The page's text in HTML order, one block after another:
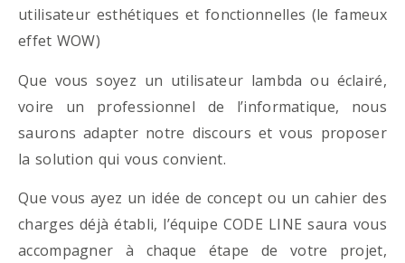
utilisateur esthétiques et fonctionnelles (le fameux
effet WOW)
Que vous soyez un utilisateur lambda ou éclairé,
voire un professionnel de l’informatique, nous
saurons adapter notre discours et vous proposer
la solution qui vous convient.
Que vous ayez un idée de concept ou un cahier des
charges déjà établi, l’équipe CODE LINE saura vous
accompagner à chaque étape de votre projet,